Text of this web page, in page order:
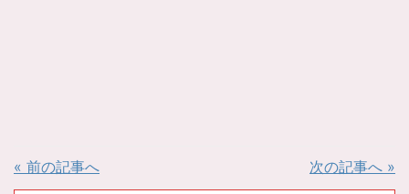
« 前の記事へ 次の記事へ »